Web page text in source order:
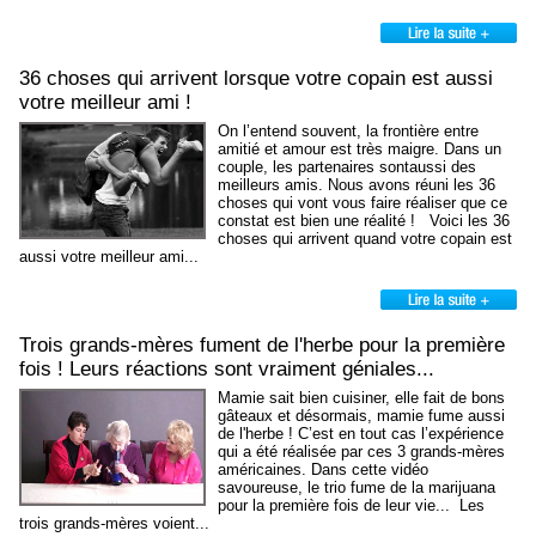
36 choses qui arrivent lorsque votre copain est aussi
votre meilleur ami !
On l’entend souvent, la frontière entre
amitié et amour est très maigre. Dans un
couple, les partenaires sontaussi des
meilleurs amis. Nous avons réuni les 36
choses qui vont vous faire réaliser que ce
constat est bien une réalité ! Voici les 36
choses qui arrivent quand votre copain est
aussi votre meilleur ami...
Trois grands-mères fument de l'herbe pour la première
fois ! Leurs réactions sont vraiment géniales...
Mamie sait bien cuisiner, elle fait de bons
gâteaux et désormais, mamie fume aussi
de l'herbe ! C’est en tout cas l’expérience
qui a été réalisée par ces 3 grands-mères
américaines. Dans cette vidéo
savoureuse, le trio fume de la marijuana
pour la première fois de leur vie... Les
trois grands-mères voient...